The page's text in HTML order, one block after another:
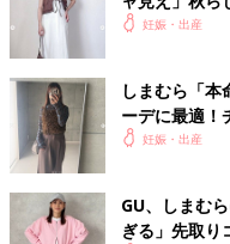
妊娠・出産
しまむら「本
ーデに最適！
妊娠・出産
GU、しまむ
ぎる」先取り